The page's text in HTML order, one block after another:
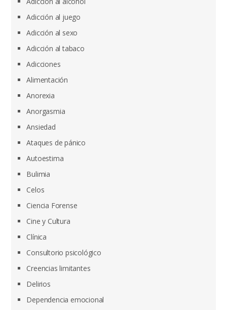
Adicción al juego
Adicción al sexo
Adicción al tabaco
Adicciones
Alimentación
Anorexia
Anorgasmia
Ansiedad
Ataques de pánico
Autoestima
Bulimia
Celos
Ciencia Forense
Cine y Cultura
Clínica
Consultorio psicológico
Creencias limitantes
Delirios
Dependencia emocional